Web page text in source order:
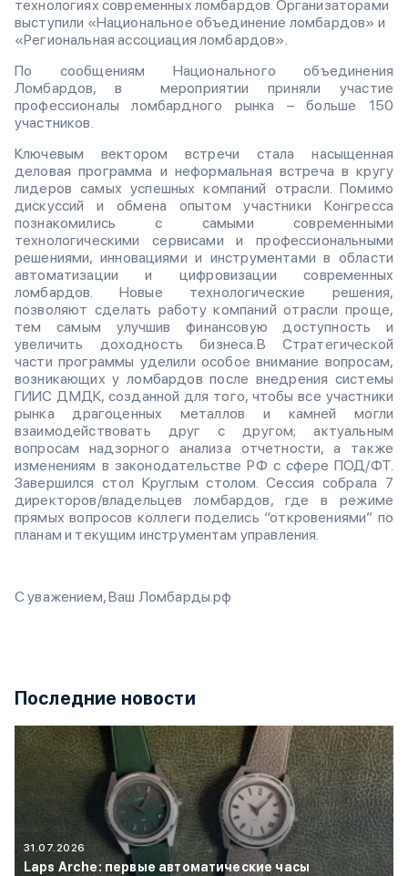
технологиях современных ломбардов. Организаторами
выступили «Национальное объединение ломбардов» и
«Региональная ассоциация ломбардов».
По сообщениям Национального объединения
Ломбардов, в мероприятии приняли участие
профессионалы ломбардного рынка – больше 150
участников.
Ключевым вектором встречи стала насыщенная
деловая программа и неформальная встреча в кругу
лидеров самых успешных компаний отрасли. Помимо
дискуссий и обмена опытом участники Конгресса
познакомились с самыми современными
технологическими сервисами и профессиональными
решениями, инновациями и инструментами в области
автоматизации и цифровизации современных
ломбардов. Новые технологические решения,
позволяют сделать работу компаний отрасли проще,
тем самым улучшив финансовую доступность и
увеличить доходность бизнеса.В Стратегической
части программы уделили особое внимание вопросам,
возникающих у ломбардов после внедрения системы
ГИИС ДМДК, созданной для того, чтобы все участники
рынка драгоценных металлов и камней могли
взаимодействовать друг с другом; актуальным
вопросам надзорного анализа отчетности, а также
изменениям в законодательстве РФ с сфере ПОД/ФТ.
Завершился стол Круглым столом. Сессия собрала 7
директоров/владельцев ломбардов, где в режиме
прямых вопросов коллеги поделись “откровениями” по
планам и текущим инструментам управления.
С уважением, Ваш Ломбарды.рф
Последние новости
31.07.2026
Laps Arche: первые автоматические часы